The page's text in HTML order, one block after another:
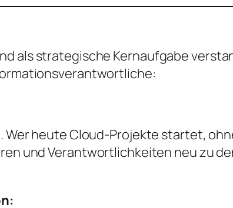
als strategische Kernaufgabe
heute Cloud-Projekte startet,
und Verantwortlichkeiten neu zu